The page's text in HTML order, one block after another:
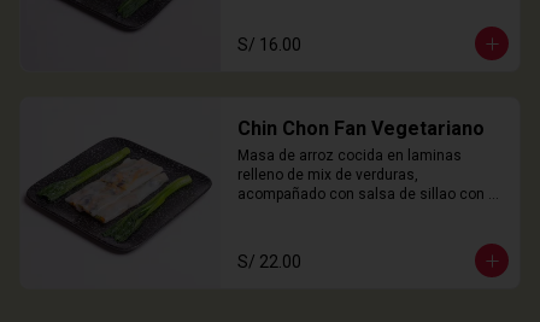
S/ 16.00
Chin Chon Fan Vegetariano
Masa de arroz cocida en laminas
relleno de mix de verduras,
acompañado con salsa de sillao con
S/ 22.00